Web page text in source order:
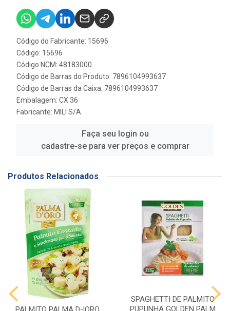
Código do Fabricante: 15696
Código: 15696
Código NCM: 48183000
Código de Barras do Produto: 7896104993637
Código de Barras da Caixa: 7896104993637
Embalagem: CX 36
Fabricante: MILI S/A
Faça seu login ou
cadastre-se para ver preços e comprar
Produtos Relacionados
SPAGHETTI DE PALMITO
PUPUNHA GOLDEN PALM